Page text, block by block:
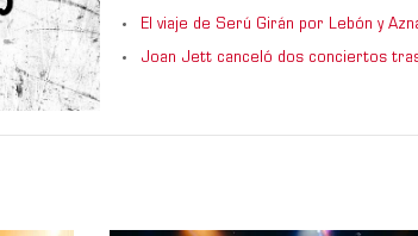
El viaje de Serú Girán por Lebón y
Joan Jett canceló dos conciertos